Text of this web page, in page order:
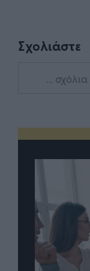
Σχολιάστε
... σχόλια